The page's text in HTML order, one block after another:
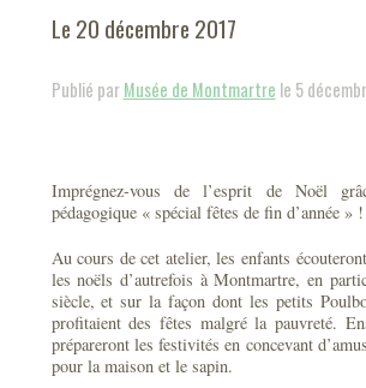
Le 20 décembre 2017
Publié parMusée de Montmartre le 5
Imprégnez-vous de l’esprit de Noël
pédagogique « spécial fêtes de fin d’année » !
Au cours de cet atelier, les enfants
les noëls d’autrefois à Montmartre, en
siècle, et sur la façon dont les petits
profitaient des fêtes malgré la pauvreté.
prépareront les festivités en concevant
pour la maison et le sapin.